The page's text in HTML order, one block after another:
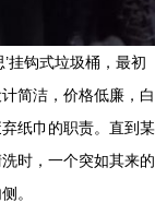
挂钩式垃圾桶，最初
简洁，价格低廉，白
纸巾的职责。直到某
时，一个突如其来的
。